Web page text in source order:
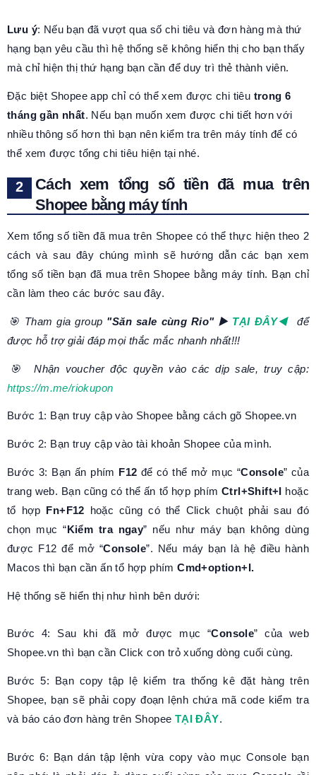
Lưu ý: Nếu bạn đã vượt qua số chi tiêu và đơn hàng mà thứ
hạng bạn yêu cầu thì hệ thống sẽ không hiển thị cho bạn thấy
mà chỉ hiện thị thứ hạng bạn cần để duy trì thẻ thành viên.
Đặc biệt Shopee app chỉ có thể xem được chi tiêu trong 6
tháng gần nhất. Nếu bạn muốn xem được chi tiết hơn với
nhiều thông số hơn thì bạn nên kiểm tra trên máy tính để có
thể xem được tổng chi tiêu hiện tại nhé.
Cách xem tổng số tiền đã mua trên
Shopee bằng máy tính
Xem tổng số tiền đã mua trên Shopee có thể thực hiện theo 2
cách và sau đây chúng mình sẽ hướng dẫn các bạn xem
tổng số tiền bạn đã mua trên Shopee bằng máy tính. Bạn chỉ
cần làm theo các bước sau đây.
️🎯 Tham gia group "Săn sale cùng Rio" ▶️ TẠI ĐÂY◀️
để
được hỗ trợ giải đáp mọi thắc mắc nhanh nhất!!!
️🎯 Nhận voucher độc quyền vào các dịp sale, truy cập:
https://m.me/riokupon
Bước 1: Bạn truy cập vào Shopee bằng cách gõ Shopee.vn
Bước 2: Bạn truy cập vào tài khoản Shopee của mình.
Bước 3: Bạn ấn phím F12 để có thể mở mục “Console” của
trang web. Bạn cũng có thể ấn tổ hợp phím Ctrl+Shift+I hoặc
tổ hợp Fn+F12 hoặc cũng có thể Click chuột phải sau đó
chọn mục “Kiểm tra ngay” nếu như máy bạn không dùng
được F12 để mở “Console”. Nếu máy bạn là hệ điều hành
Macos thì bạn cần ấn tổ hợp phímCmd+option+I.
Hệ thống sẽ hiển thị như hình bên dưới:
Bước 4: Sau khi đã mở được mục “Console” của web
Shopee.vn thì bạn cần Click con trỏ xuống dòng cuối cùng.
Bước 5: Bạn copy tập lệ kiểm tra thống kê đặt hàng trên
Shopee, bạn sẽ phải copy đoạn lệnh chứa mã code kiểm tra
và báo cáo đơn hàng trên Shopee TẠI ĐÂY.
Bước 6: Bạn dán tập lệnh vừa copy vào mục Console bạn